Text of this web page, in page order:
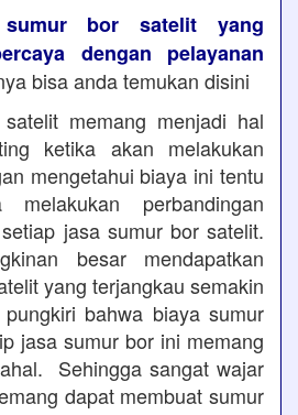
bor satelit yang
dengan pelayanan
bisa anda temukan disini
memang menjadi hal
ketika akan melakukan
mengetahui biaya ini tentu
perbandingan
jasa sumur bor satelit.
besar mendapatkan
yang terjangkau semakin
bahwa biaya sumur
jasa sumur bor ini memang
Sehingga sangat wajar
dapat membuat sumur